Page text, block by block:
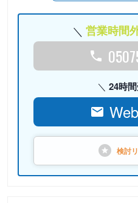
営業時間
24時
検討